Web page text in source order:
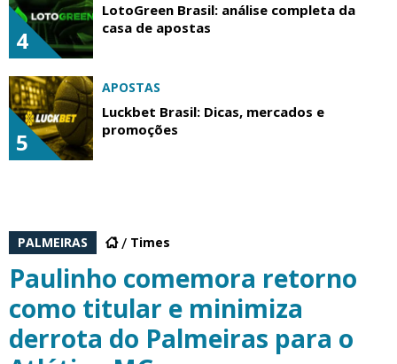
4
LotoGreen Brasil: análise completa da
casa de apostas
5
APOSTAS
Luckbet Brasil: Dicas, mercados e
promoções
PALMEIRAS Times
Paulinho comemora retorno
como titular e minimiza
derrota do Palmeiras para o